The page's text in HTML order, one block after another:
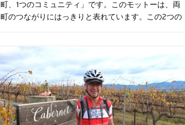
町、1つのコミュニティ」です。このモットーは、両
町のつながりにはっきりと表れています。この2つの